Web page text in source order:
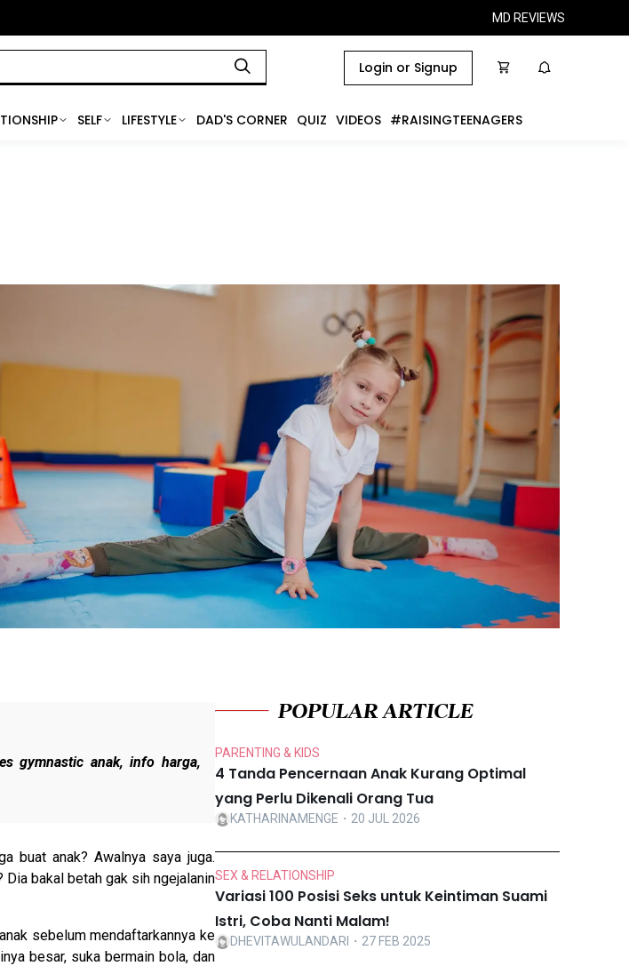
MD REVIEWS
Login or Signup
SELF LIFESTYLE DAD'S CORNER QUIZ VIDEOS #RAISINGTEENAGERS
gymnastic anak, info harga,
buat anak? Awalnya saya juga.
Dia bakal betah gak sih ngejalanin
sebelum mendaftarkannya ke
besar, suka bermain bola, dan
POPULAR ARTICLE
PARENTING & KIDS
4 Tanda Pencernaan Anak Kurang Optimal
yang Perlu Dikenali Orang Tua
KATHARINAMENGE ・20 JUL 2026
SEX & RELATIONSHIP
Variasi 100 Posisi Seks untuk Keintiman Suami
Istri, Coba Nanti Malam!
DHEVITAWULANDARI ・27 FEB 2025